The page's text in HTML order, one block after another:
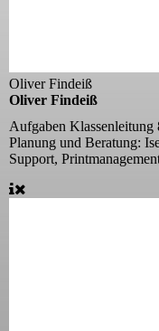
Oliver Findeiß
Oliver Findeiß
Aufgaben Klassenleitung
Planung und Beratung:
Support,